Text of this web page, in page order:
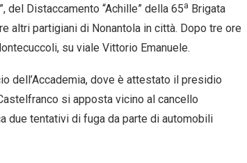
del Distaccamento “Achille” della 65a Brigata
altri partigiani di Nonantola in città. Dopo tre ore
su viale Vittorio Emanuele.
dell’Accademia, dove è attestato il presidio
si apposta vicino al cancello
due tentativi di fuga da parte di automobili